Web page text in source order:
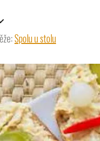
Spolu u stolu